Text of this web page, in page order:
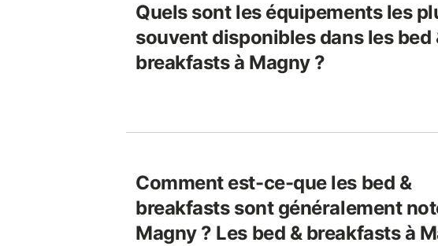
Quels sont les équipements les
souvent disponibles dans les bed
breakfasts à Magny ?
Comment est-ce-que les bed &
breakfasts sont généralement
Magny ? Les bed & breakfasts à